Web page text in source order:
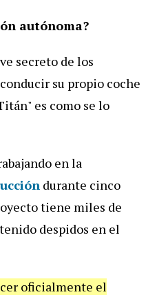
autónoma?
secreto de los
su propio coche
es como se lo
en la
durante cinco
tiene miles de
despidos en el
oficialmente el